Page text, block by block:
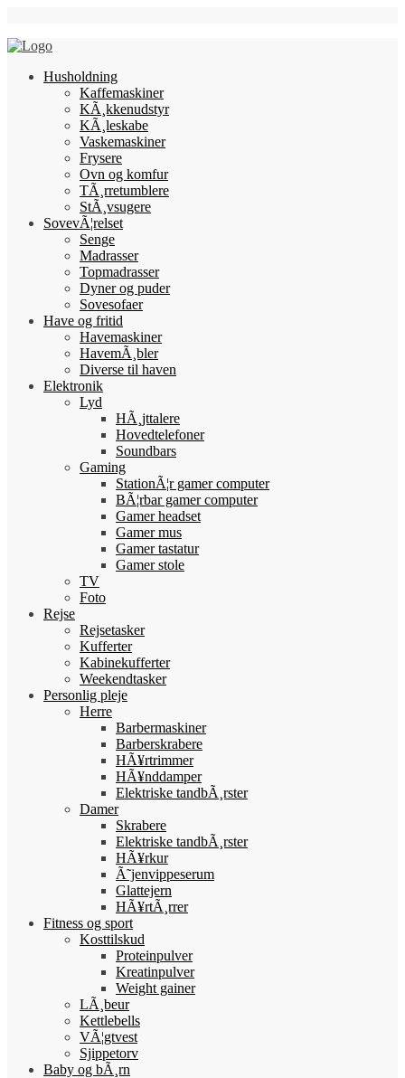
content
Husholdning
Kaffemaskiner
KÃ¸kkenudstyr
KÃ¸leskabe
Vaskemaskiner
Frysere
Ovn og komfur
TÃ¸rretumblere
StÃ¸vsugere
SovevÃ¦relset
Senge
Madrasser
Topmadrasser
Dyner og puder
Sovesofaer
Have og fritid
Havemaskiner
HavemÃ¸bler
Diverse til haven
Elektronik
Lyd
HÃ¸jttalere
Hovedtelefoner
Soundbars
Gaming
StationÃ¦r gamer computer
BÃ¦rbar gamer computer
Gamer headset
Gamer mus
Gamer tastatur
Gamer stole
TV
Foto
Rejse
Rejsetasker
Kufferter
Kabinekufferter
Weekendtasker
Personlig pleje
Herre
Barbermaskiner
Barberskrabere
HÃ¥rtrimmer
HÃ¥nddamper
Elektriske tandbÃ¸rster
Damer
Skrabere
Elektriske tandbÃ¸rster
HÃ¥rkur
Ã˜jenvippeserum
Glattejern
HÃ¥rtÃ¸rrer
Fitness og sport
Kosttilskud
Proteinpulver
Kreatinpulver
Weight gainer
LÃ¸beur
Kettlebells
VÃ¦gtvest
Sjippetorv
Baby og bÃ¸rn